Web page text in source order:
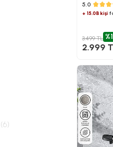
(6)
5.0
+ 15.0B kişi
3.499 TL
2.999